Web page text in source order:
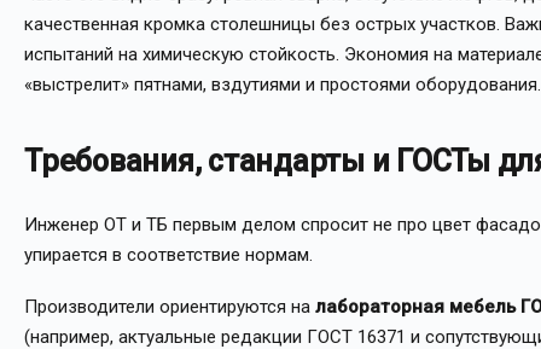
качественная кромка столешницы без острых участков.
испытаний на химическую стойкость. Экономия на
«выстрелит» пятнами, вздутиями и простоями оборудования.
Требования, стандарты и ГОСТы
Инженер ОТ и ТБ первым делом спросит не про цвет
упирается в соответствие нормам.
Производители ориентируются на лабораторная мебель
(например, актуальные редакции ГОСТ 16371 и